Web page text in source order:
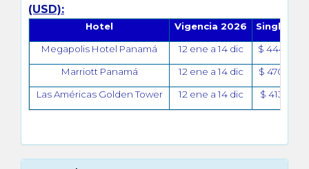
(USD):
Hotel Vigencia 2026 Single
Megapolis Hotel Panamá 12 ene a 14 dic $ 444
Marriott Panamá 12 ene a 14 dic $ 470
Las Américas Golden Tower 12 ene a 14 dic $ 413